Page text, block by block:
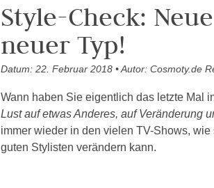
Style-Check:
neuer Typ!
Datum: 22. Februar 2018 • Autor: Cosmoty.de
Wann haben Sie eigentlich das letzte Mal
Lust auf etwas Anderes, auf Veränderung
immer wieder in den vielen TV-Shows,
guten Stylisten verändern kann.